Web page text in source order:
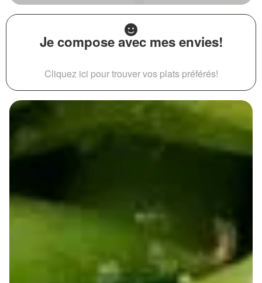
Je compose avec mes envies!
Cliquez ici pour trouver vos plats préférés!